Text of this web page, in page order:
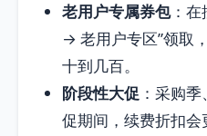
老用户专属券包：在
→ 老用户专区”领取
十到几百。
阶段性大促 ：采购
促期间，续费折扣